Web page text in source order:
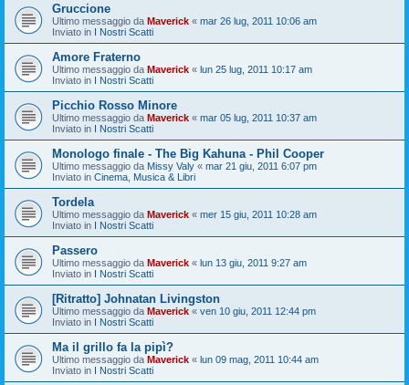
Gruccione
Ultimo messaggio da Maverick « mar 26 lug, 2011 10:06 am
Inviato in I Nostri Scatti
Amore Fraterno
Ultimo messaggio da Maverick « lun 25 lug, 2011 10:17 am
Inviato in I Nostri Scatti
Picchio Rosso Minore
Ultimo messaggio da Maverick « mar 05 lug, 2011 10:37 am
Inviato in I Nostri Scatti
Monologo finale - The Big Kahuna - Phil Cooper
Ultimo messaggio da Missy Valy « mar 21 giu, 2011 6:07 pm
Inviato in Cinema, Musica & Libri
Tordela
Ultimo messaggio da Maverick « mer 15 giu, 2011 10:28 am
Inviato in I Nostri Scatti
Passero
Ultimo messaggio da Maverick « lun 13 giu, 2011 9:27 am
Inviato in I Nostri Scatti
[Ritratto] Johnatan Livingston
Ultimo messaggio da Maverick « ven 10 giu, 2011 12:44 pm
Inviato in I Nostri Scatti
Ma il grillo fa la pipì?
Ultimo messaggio da Maverick « lun 09 mag, 2011 10:44 am
Inviato in I Nostri Scatti